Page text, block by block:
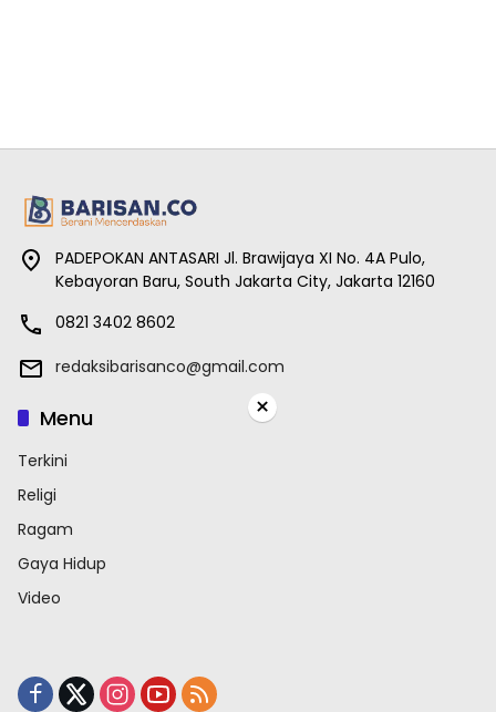
PADEPOKAN ANTASARI Jl. Brawijaya XI No. 4A Pulo,
Kebayoran Baru, South Jakarta City, Jakarta 12160
0821 3402 8602
redaksibarisanco@gmail.com
Menu
Terkini
Religi
Ragam
Gaya Hidup
Video
×